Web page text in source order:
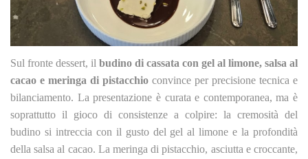
Sul fronte dessert, il budino di cassata con gel al limone, salsa al
cacao e meringa di pistacchio convince per precisione tecnica e
bilanciamento. La presentazione è curata e contemporanea, ma è
soprattutto il gioco di consistenze a colpire: la cremosità del
budino si intreccia con il gusto del gel al limone e la profondità
della salsa al cacao. La meringa di pistacchio, asciutta e croccante,